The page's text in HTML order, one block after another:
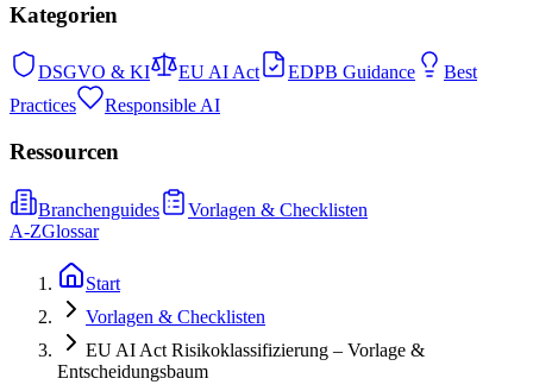
Kategorien
DSGVO & KI EU AI Act EDPB Guidance
Best
Practices
Responsible AI
Ressourcen
Branchenguides
Vorlagen & Checklisten
A-ZGlossar
Start
Vorlagen & Checklisten
EU AI Act Risikoklassifizierung – Vorlage &
Entscheidungsbaum